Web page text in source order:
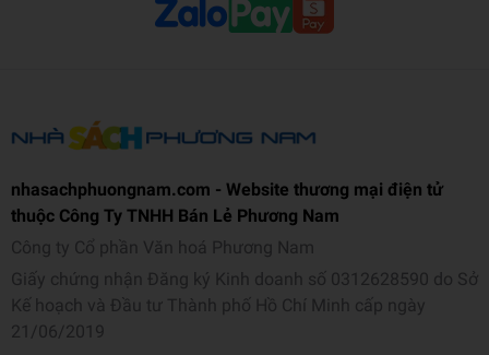
nhasachphuongnam.com - Website thương mại điện tử
thuộc Công Ty TNHH Bán Lẻ Phương Nam
Công ty Cổ phần Văn hoá Phương Nam
Giấy chứng nhận Đăng ký Kinh doanh số 0312628590 do Sở
Kế hoạch và Đầu tư Thành phố Hồ Chí Minh cấp ngày
21/06/2019